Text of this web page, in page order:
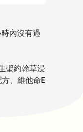
內沒有過
聖約翰草浸
、維他命E